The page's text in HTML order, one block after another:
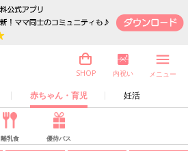
赤ちゃん・育児 妊活
SHOP 内祝い メニュー
離乳食 優待パス